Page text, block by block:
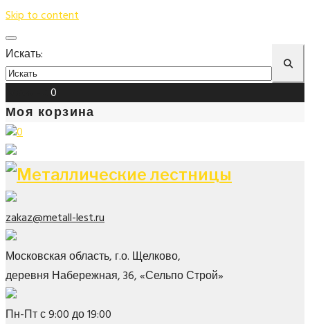
Skip to content
Искать:
0
Моя корзина
0
zakaz@metall-lest.ru
Московская область, г.о. Щелково,
деревня Набережная, 36, «Сельпо Строй»
Пн-Пт с 9:00 до 19:00